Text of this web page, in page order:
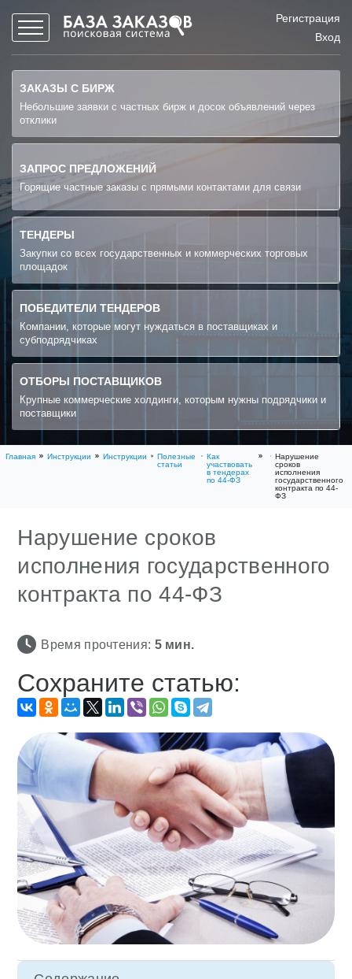
Регистрация
Вход
ЗАКАЗЫ С БИРЖ
Небольшие заявки с частных бирж и досок объявлений через
отклики
ЗАПРОС ПРЕДЛОЖЕНИЙ
Горящие частные заказы с прямыми контактами для связи
ТЕНДЕРЫ
Закупки со всех государственных и коммерческих торговых
площадок
ПОБЕДИТЕЛИ ТЕНДЕРОВ
Компании, которые могут нуждаться в поставщиках и
субподрядчиках
ОТБОРЫ ПОСТАВЩИКОВ
Крупные коммерческие холдинги, которым нужны подрядчики и
поставщики
Главная Инструкции Инструкции
Полезные
статьи
Как
участвовать
в тендерах
по 44-ФЗ
Нарушение
сроков
исполнения
государственного
контракта по 44-
ФЗ
Нарушение сроков
исполнения государственного
контракта по 44-ФЗ
Время прочтения: 5мин.
Сохраните статью: